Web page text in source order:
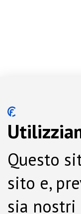
Questo
sito e,
sia nostri